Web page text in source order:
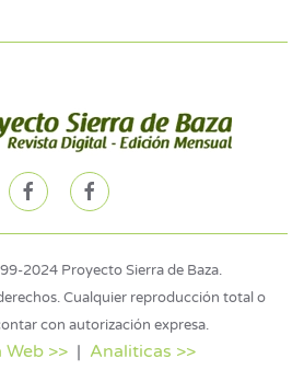
2024 Proyecto Sierra de Baza.
Cualquier reproducción total o
con autorización expresa.
Web >>| Analiticas >>